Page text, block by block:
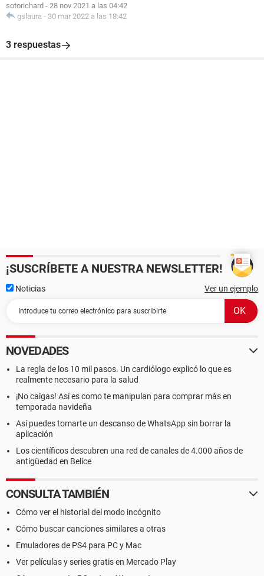
sotorichard - 28 nov 2021 a las 04:42
gslaura - 30 mar 2022 a las 18:42
3 respuestas
¡SUSCRÍBETE A NUESTRA NEWSLETTER!
Noticias Ver un ejemplo
NOVEDADES
La regla de los 10 mil pasos. Un cardiólogo explicó lo que es
realmente necesario para la salud
¡No caigas! Así es como te manipulan para comprar más en
temporada navideña
Así puedes tomarte un descanso de WhatsApp sin borrar la
aplicación
Los científicos descubren una red de canales de 4.000 años de
antigüedad en Belice
CONSULTA TAMBIÉN
Cómo ver el historial del modo incógnito
Cómo buscar canciones similares a otras
Emuladores de PS4 para PC y Mac
Ver películas y series gratis en Mercado Play